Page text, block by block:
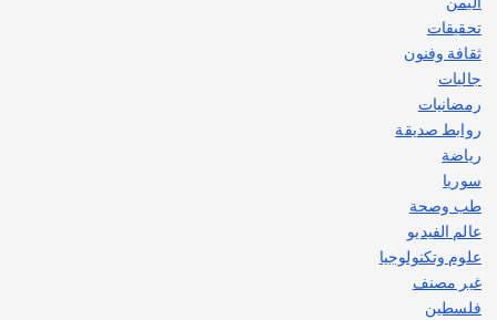
تحقيقات
ثقافة وفنون
جاليات
رمضانيات
روابط صديقة
رياضة
سوريا
طب وصحة
عالم الفيديو
علوم وتكنولوجيا
غير مصنف
فلسطين